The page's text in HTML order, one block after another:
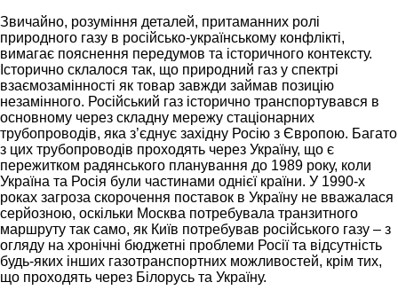
Звичайно, розуміння деталей, притаманних ролі
природного газу в російсько-українському конфлікті,
вимагає пояснення передумов та історичного контексту.
Історично склалося так, що природний газ у спектрі
взаємозамінності як товар завжди займав позицію
незамінного. Російський газ історично транспортувався в
основному через складну мережу стаціонарних
трубопроводів, яка з’єднує західну Росію з Європою. Багато
з цих трубопроводів проходять через Україну, що є
пережитком радянського планування до 1989 року, коли
Україна та Росія були частинами однієї країни. У 1990-х
роках загроза скорочення поставок в Україну не вважалася
серйозною, оскільки Москва потребувала транзитного
маршруту так само, як Київ потребував російського газу – з
огляду на хронічні бюджетні проблеми Росії та відсутність
будь-яких інших газотранспортних можливостей, крім тих,
що проходять через Білорусь та Україну.